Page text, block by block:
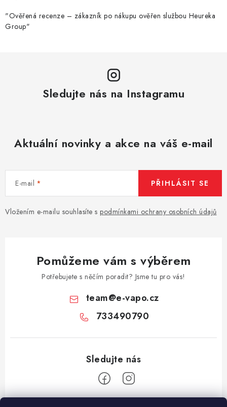
BATERIE A NABÍJEČKY
JEDNORÁZOVÉ A DOBÍJECÍ E-CIGARETY
PŘÍSLUŠENSTVÍ
Kontakty
Prodejny Volná místa
"Ověřená recenze – zákazník po nákupu ověřen službou Heureka
Group"
Sledujte nás na Instagramu
Aktuální novinky a akce na váš e-mail
E-mail
Vložením e-mailu souhlasíte s podmínkami ochrany osobních údajů
PŘIHLÁSIT SE
Pomůžeme vám s výběrem
Potřebujete s něčím poradit? Jsme tu pro vás!
team@e-vapo.cz
733490790